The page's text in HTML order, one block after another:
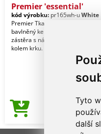
Tyto
další
Premier 'essential'
kód výrobku: pr165wh-uWhite
Premier Tkanina. 80% polyester,
bavlněný kepr. Vlastnosti. Klasická
zástěra s náprsenkou. Látkový
kolem krku.